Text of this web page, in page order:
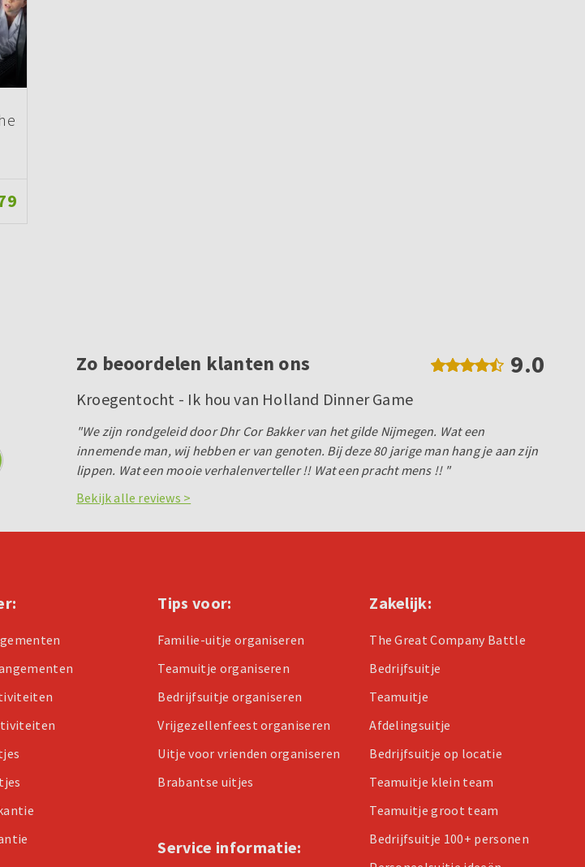
Zo beoordelen klanten ons 9.0
Kroegentocht - Ik hou van Holland Dinner Game
"We zijn rondgeleid door Dhr Cor Bakker van het gilde Nijmegen. Wat een
innemende man, wij hebben er van genoten. Bij deze 80 jarige man hang je aan zijn
lippen. Wat een mooie verhalenverteller !! Wat een pracht mens !! "
Bekijk alle reviews >
Tips voor:
Familie-uitje organiseren
Teamuitje organiseren
Bedrijfsuitje organiseren
Vrijgezellenfeest organiseren
Uitje voor vrienden organiseren
Brabantse uitjes
Service informatie:
Zakelijk:
The Great Company Battle
Bedrijfsuitje
Teamuitje
Afdelingsuitje
Bedrijfsuitje op locatie
Teamuitje klein team
Teamuitje groot team
Bedrijfsuitje 100+ personen